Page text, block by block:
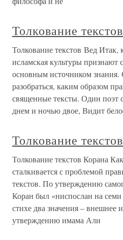
Толкование
Толкование текстов Вед Итак,
исламская культуры признают
основным источником
разобраться, каким образом
священные тексты. Один поэт
днем и ночью двое, Видит
Толкование
Толкование текстов Корана
сталкивается с проблемой
текстов. По утверждению
Коран был «ниспослан на
стихе два значения – внешнее
утверждению имама Али